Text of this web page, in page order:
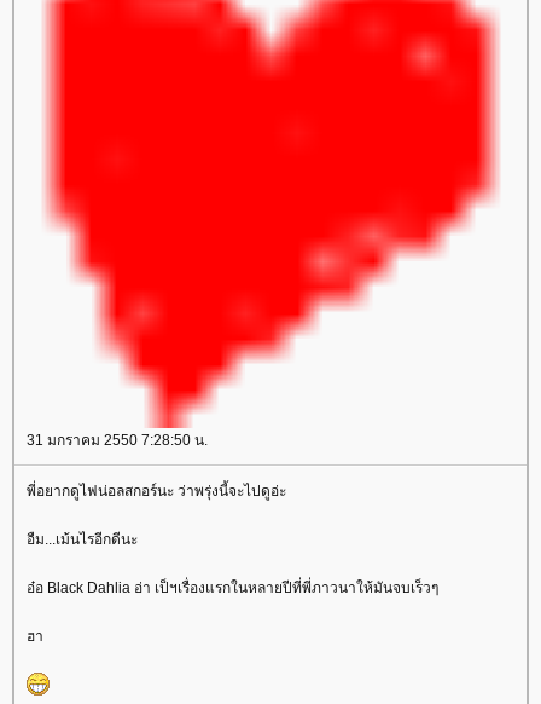
31 มกราคม 2550 7:28:50 น.
พี่อยากดูไฟน่อลสกอร์นะ ว่าพรุ่งนี้จะไปดูอ่ะ
อืม...เม้นไรอีกดีนะ
อ๋อ Black Dahlia อ่า เป็ฯเรื่องแรกในหลายปีที่พี่ภาวนาให้มันจบเร็วๆ
ฮา